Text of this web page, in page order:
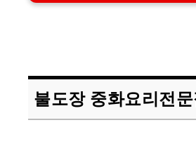
불도장 중화요리전문